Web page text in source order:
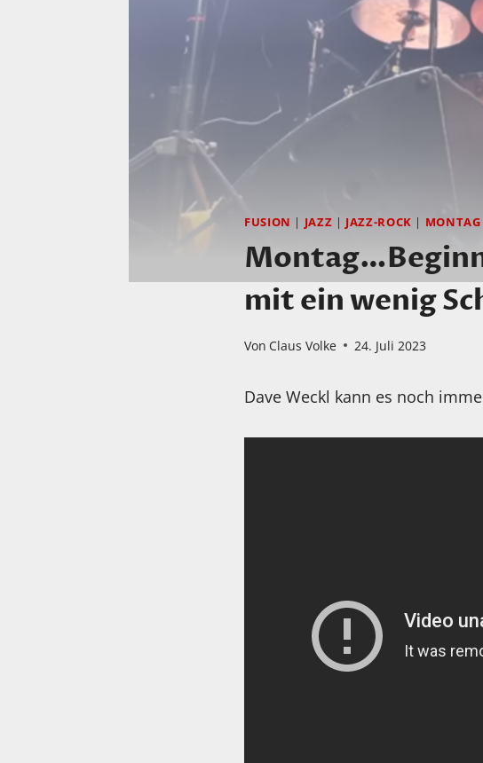
FUSION | JAZZ | JAZZ-ROCK | MONTAG
mit ein wenig
Von Claus Volke 24. Juli 2023
Dave Weckl kann es noch